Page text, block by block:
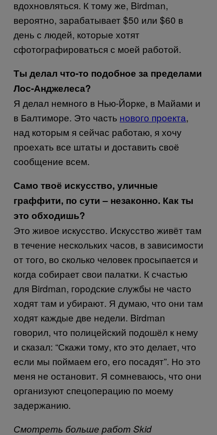
вдохновляться. К тому же, Birdman,
вероятно, зарабатывает $50 или $60 в
день с людей, которые хотят
сфотографироваться с моей работой.
Ты делал что-то подобное за пределами
Лос-Анджелеса?
Я делал немного в Нью-Йорке, в Майами и
в Балтиморе. Это часть нового проекта,
над которым я сейчас работаю, я хочу
проехать все штаты и доставить своё
сообщение всем.
Само твоё искусство, уличные
граффити, по сути – незаконно. Как ты
это обходишь?
Это живое искусство. Искусство живёт там
в течение нескольких часов, в зависимости
от того, во сколько человек просыпается и
когда собирает свои палатки. К счастью
для Birdman, городские службы не часто
ходят там и убирают. Я думаю, что они там
ходят каждые две недели. Birdman
говорил, что полицейский подошёл к нему
и сказал: “Скажи тому, кто это делает, что
если мы поймаем его, его посадят”. Но это
меня не остановит. Я сомневаюсь, что они
организуют спецоперацию по моему
задержанию.
Смотреть больше работ Skid